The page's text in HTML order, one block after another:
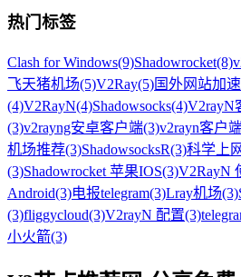
热门标签
Clash for Windows(9)Shadowrocket(8)
飞天猪机场(5)V2Ray(5)国外网站加
(4)V2RayN(4)Shadowsocks(4)V2rayN
(3)v2rayng安卓客户端(3)v2rayn客户
机场推荐(3)ShadowsocksR(3)科学上网
(3)Shadowrocket 苹果IOS(3)V2RayN
Android(3)电报telegram(3)Lray机场(3)
(3)fliggycloud(3)V2rayN 配置(3)
小火箭(3)